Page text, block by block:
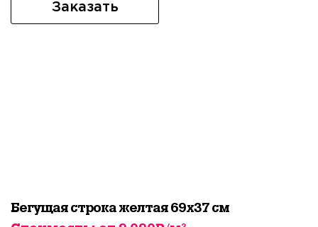
Заказать
Бегущая строка желтая 69х37 см